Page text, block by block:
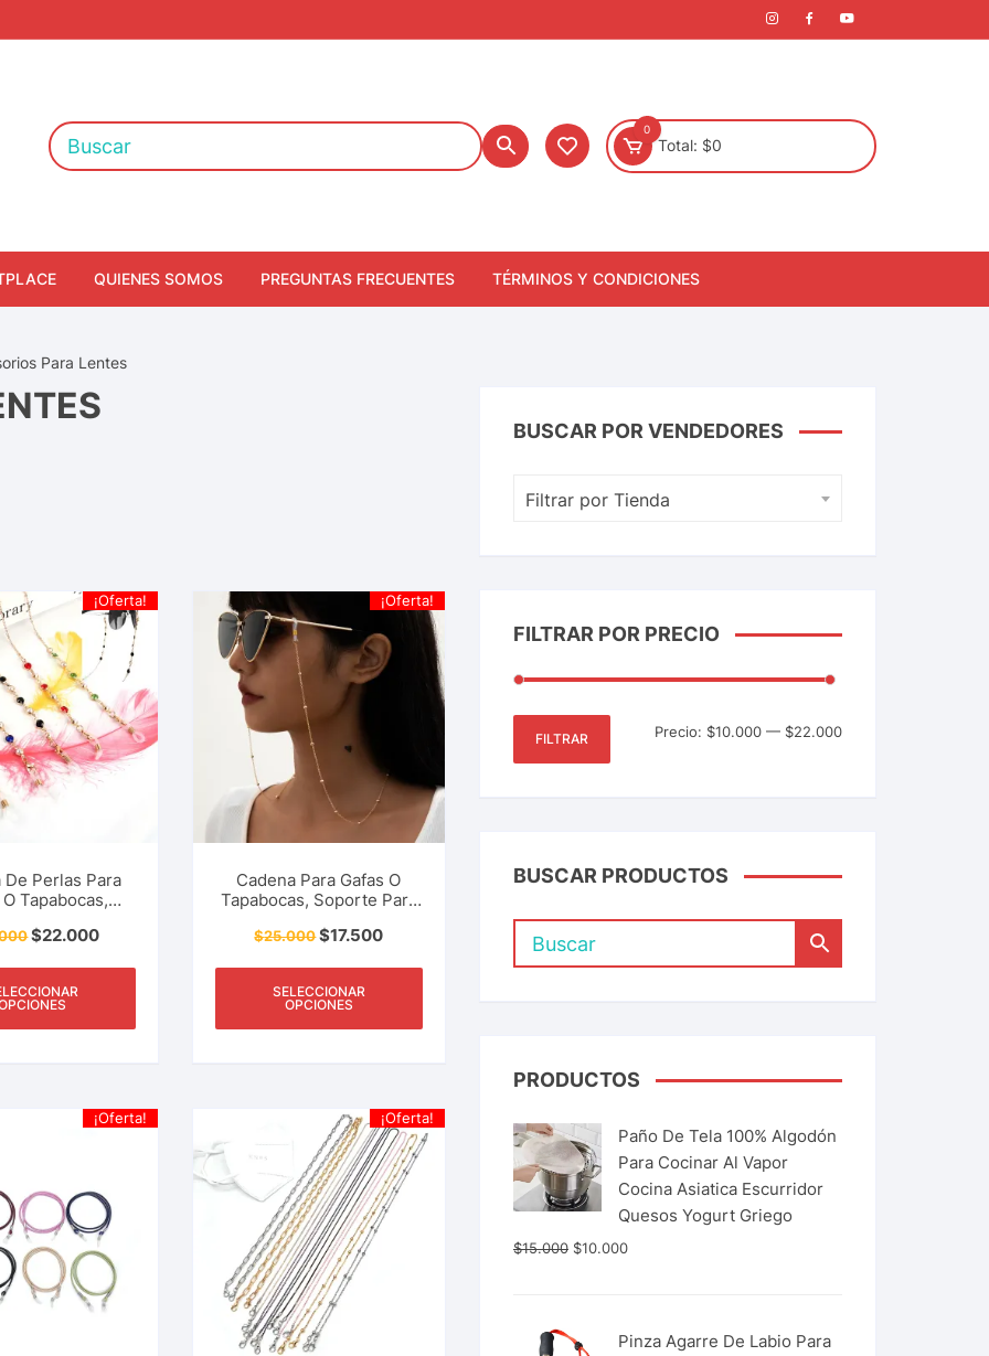
0
Total: $0
QUIENES SOMOS PREGUNTAS FRECUENTES TÉRMINOS Y CONDICIONES
Para Lentes
¡Oferta!
De Perlas Para
Tapabocas,
Cordón, Mujer,
$22.000
¡Oferta!
Cadena Para Gafas O
Tapabocas, Soporte Para
Mujer, Niñas, Accesorios
$25.000$17.500
SELECCIONAR
OPCIONES
¡Oferta! ¡Oferta!
BUSCAR POR VENDEDORES
Filtrar por Tienda
FILTRAR POR PRECIO
FILTRAR Precio: $10.000 — $22.000
BUSCAR PRODUCTOS
PRODUCTOS
Paño De Tela 100% Algodón
Para Cocinar Al Vapor
Cocina Asiatica Escurridor
Quesos Yogurt Griego
$15.000 $10.000
Pinza Agarre De Labio Para